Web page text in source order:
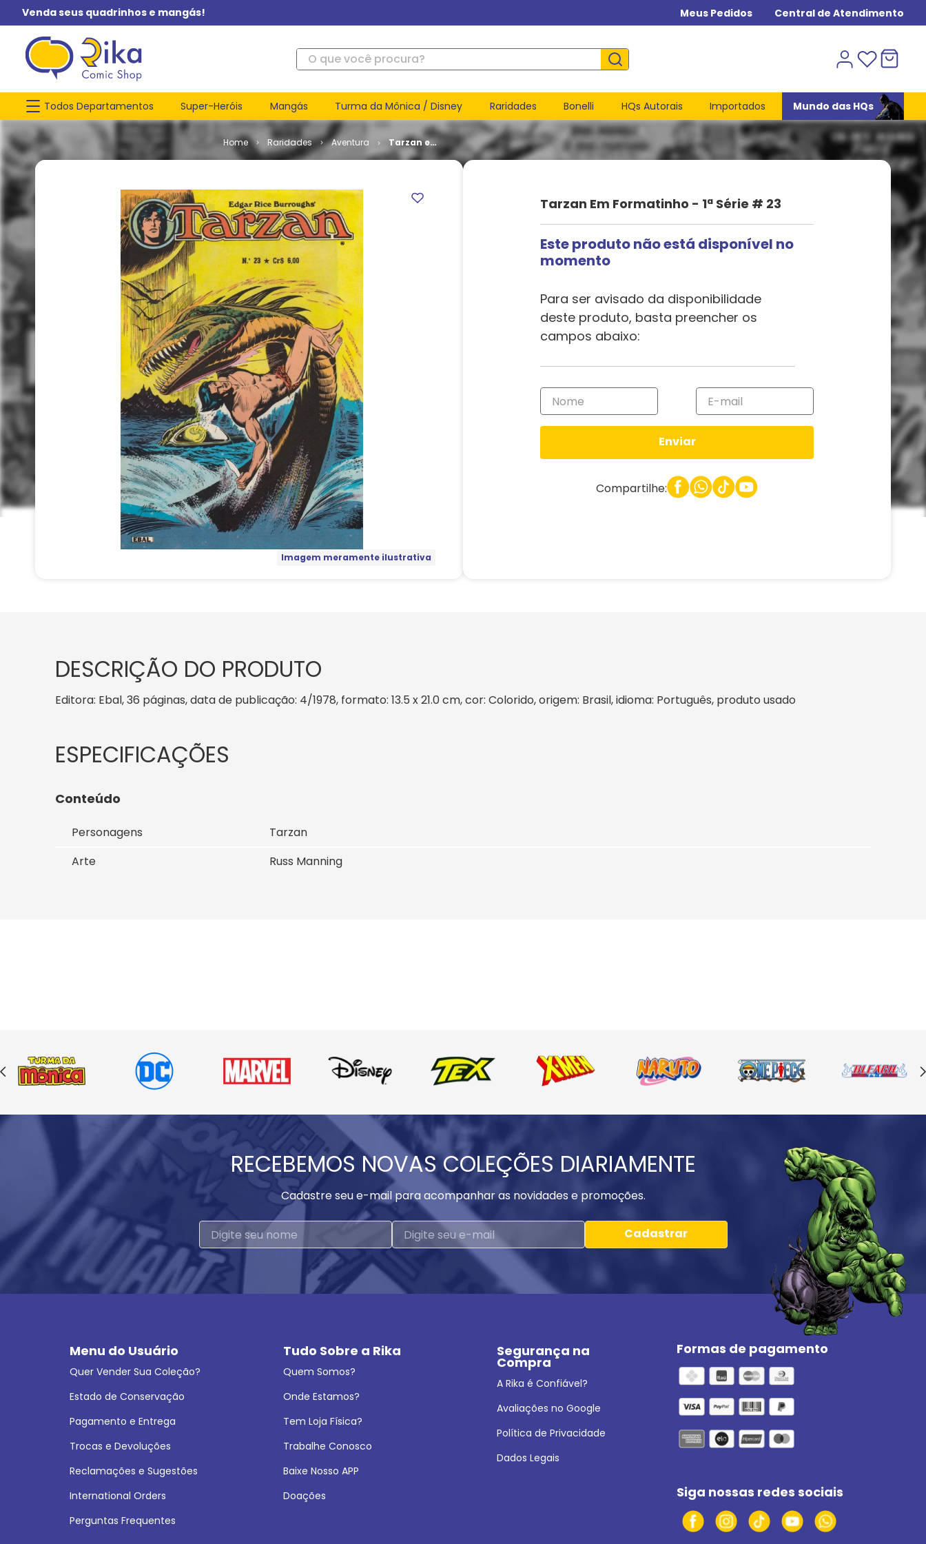
Venda seus quadrinhos e mangás! Meus Pedidos Central de Atendimento
O que você procura?
Todos Departamentos Super-Heróis Mangás Turma da Mônica / Disney Raridades Bonelli HQs Autorais Importados Mundo das HQs
Raridades Aventura
Tarzan em
Formatinho
Imagem meramente ilustrativa
Tarzan Em Formatinho - 1ª Série # 23
Este produto não está disponível no
momento
Para ser avisado da disponibilidade
deste produto, basta preencher os
campos abaixo:
Enviar
Compartilhe:
DESCRIÇÃO DO PRODUTO
Editora: Ebal, 36 páginas, data de publicação: 4/1978, formato: 13.5 x 21.0 cm, cor: Colorido, origem: Brasil, idioma: Português, produto usado
Conteúdo
Personagens
Tarzan
Arte
Russ Manning
RECEBEMOS NOVAS COLEÇÕES DIARIAMENTE
Cadastre seu e-mail para acompanhar as novidades e promoções.
Cadastrar
Menu do Usuário
Quer Vender Sua Coleção?
Estado de Conservação
Pagamento e Entrega
Trocas e Devoluções
Reclamações e Sugestões
International Orders
Perguntas Frequentes
Tudo Sobre a Rika
Quem Somos?
Onde Estamos?
Tem Loja Física?
Trabalhe Conosco
Baixe Nosso APP
Doações
Segurança na
Compra
A Rika é Confiável?
Avaliações no Google
Política de Privacidade
Dados Legais
Formas de pagamento
Siga nossas redes sociais